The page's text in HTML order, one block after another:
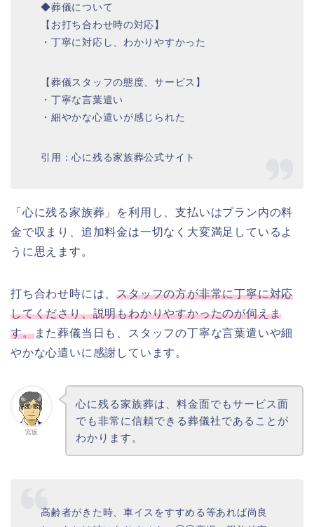
◆葬儀について
【お打ち合わせ時の対応】
・丁寧に対応し、わかりやすかった
【葬儀スタッフの態度、サービス】
・丁寧な言葉遣い
・細やかな心遣いが感じられた
引用：心に残る家族葬公式サイト
「心に残る家族葬」を利用し、支払いはプラン内の料
金で収まり、追加料金は一切なく大変満足しているよ
うに思えます。
打ち合わせ時には、スタッフの方が非常に丁寧に対応
してくださり、説明もわかりやすかったのが伺えま
す。また葬儀当日も、スタッフの丁寧な言葉遣いや細
やかな心遣いに感謝しています。
宮坂
心に残る家族葬は、料金面でもサービス面
でも非常に信頼できる葬儀社であることが
わかります。
高齢者がきた時、車イスをすすめる等あれば尚良